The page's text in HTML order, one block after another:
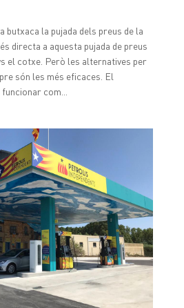
butxaca la pujada dels preus de la
directa a aquesta pujada de preus
el cotxe. Però les alternatives per
són les més eficaces. El
com...